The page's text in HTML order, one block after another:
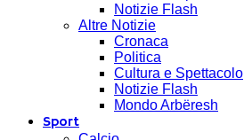
Notizie Flash
Altre Notizie
Cronaca
Politica
Cultura e Spettacolo
Notizie Flash
Mondo Arbëresh
Sport